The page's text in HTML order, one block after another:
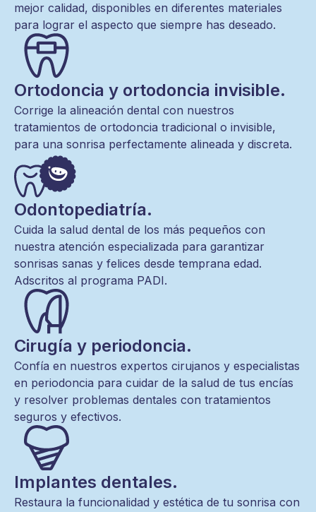
mejor calidad, disponibles en diferentes materiales
para lograr el aspecto que siempre has deseado.
Ortodoncia y ortodoncia invisible.
Corrige la alineación dental con nuestros
tratamientos de ortodoncia tradicional o invisible,
para una sonrisa perfectamente alineada y discreta.
Odontopediatría.
Cuida la salud dental de los más pequeños con
nuestra atención especializada para garantizar
sonrisas sanas y felices desde temprana edad.
Adscritos al programa PADI.
Cirugía y periodoncia.
Confía en nuestros expertos cirujanos y especialistas
en periodoncia para cuidar de la salud de tus encías
y resolver problemas dentales con tratamientos
seguros y efectivos.
Implantes dentales.
Restaura la funcionalidad y estética de tu sonrisa con